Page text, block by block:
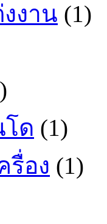
งาน (1)
ด (1)
รื่อง (1)